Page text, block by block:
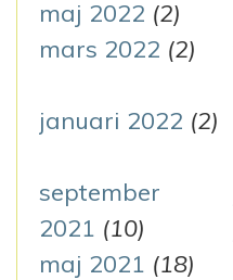
maj 2022 (2)
mars 2022 (2)
januari 2022 (2)
september
2021 (10)
maj 2021 (18)